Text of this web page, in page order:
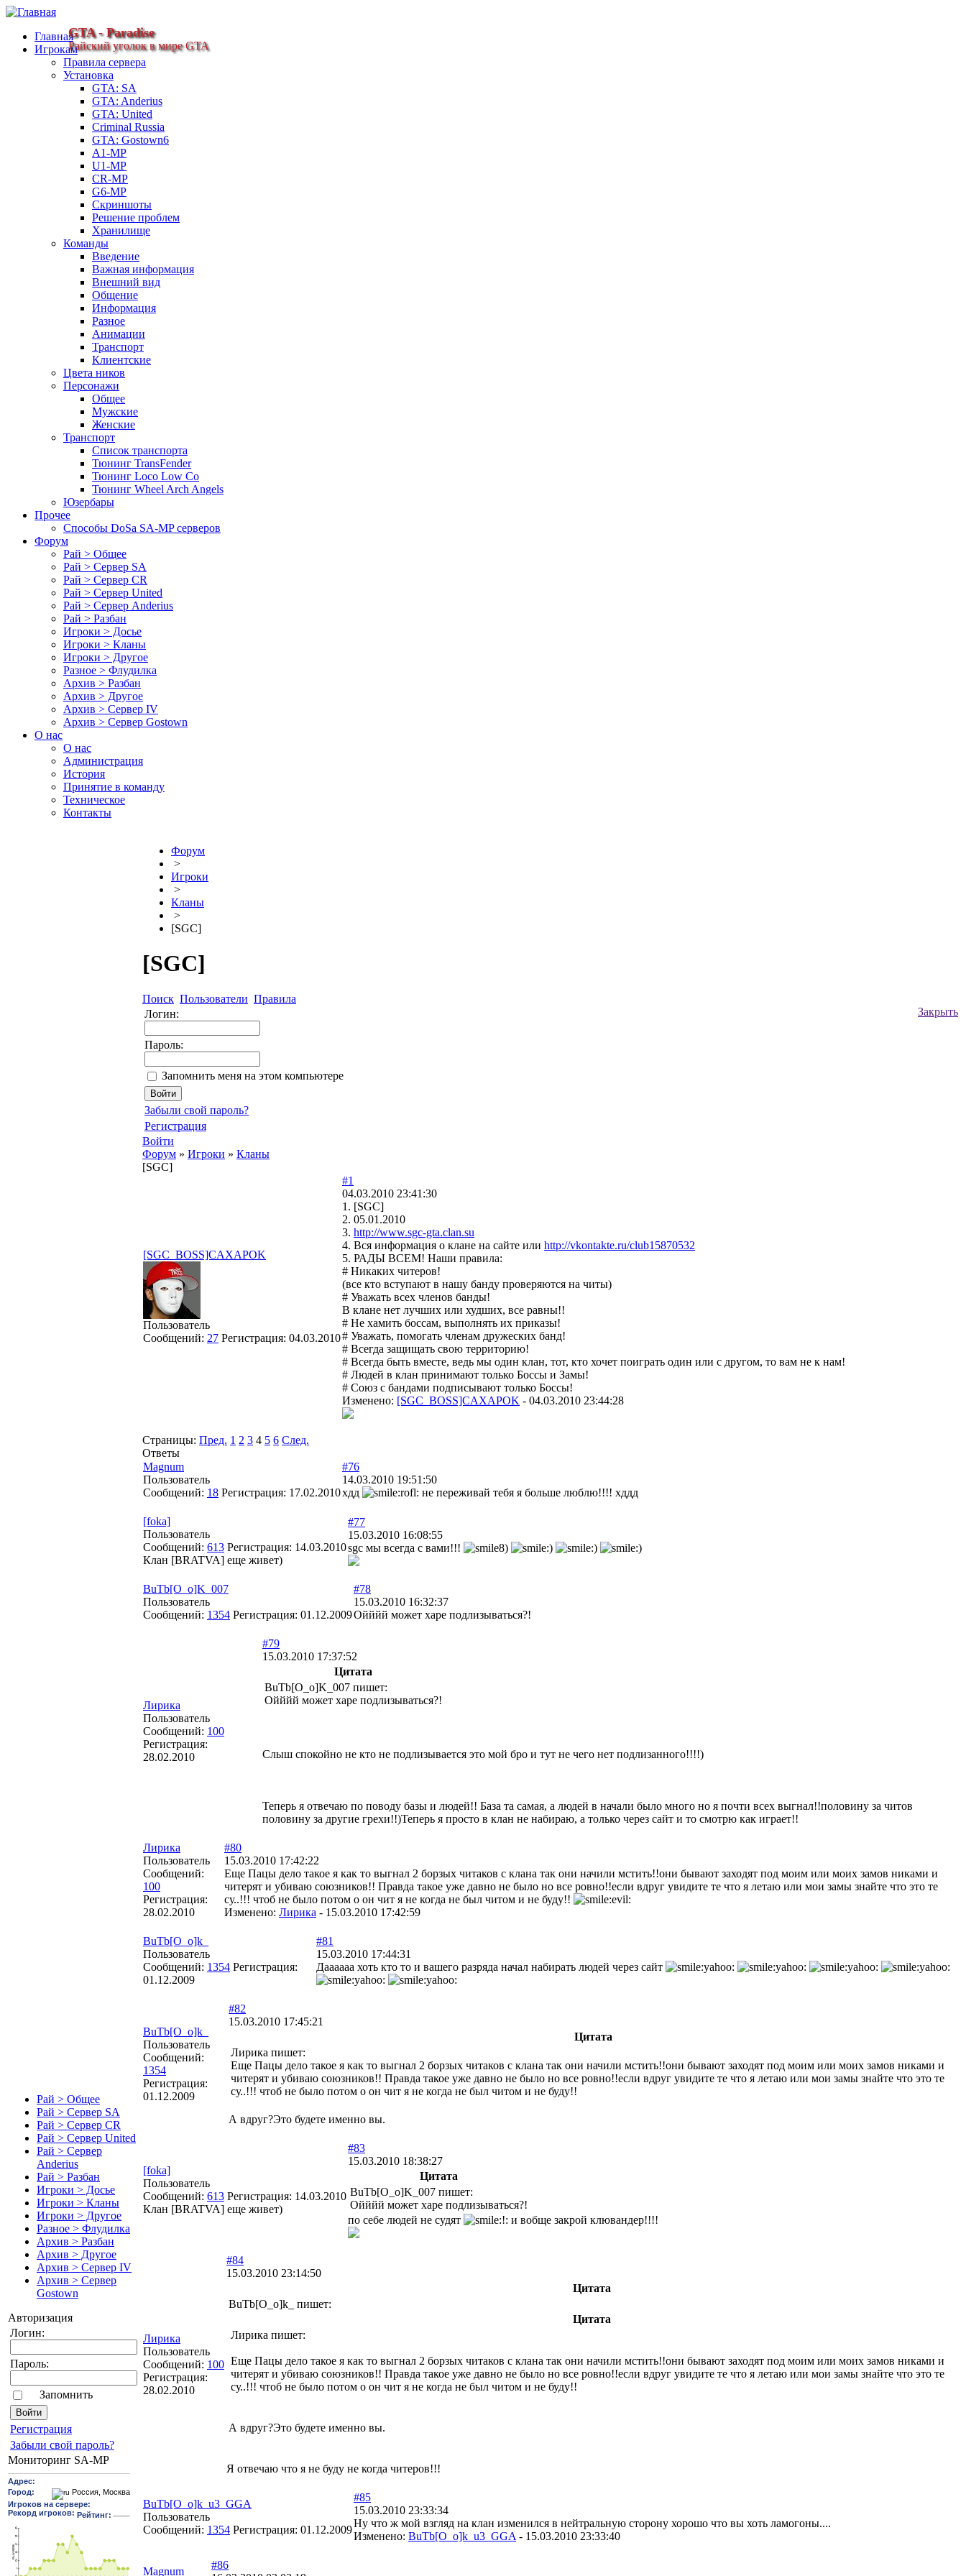
GTA - Paradise
Райский уголок в мире GTA
Главная
Игрокам
Правила сервера
Установка
GTA: SA
GTA: Anderius
GTA: United
Criminal Russia
GTA: Gostown6
A1-MP
U1-MP
CR-MP
G6-MP
Скриншоты
Решение проблем
Хранилище
Команды
Введение
Важная информация
Внешний вид
Общение
Информация
Разное
Анимации
Транспорт
Клиентские
Цвета ников
Персонажи
Общее
Мужские
Женские
Транспорт
Список транспорта
Тюнинг TransFender
Тюнинг Loco Low Co
Тюнинг Wheel Arch Angels
Юзербары
Прочее
Cпособы DoSа SA-MP серверов
Форум
Рай > Общее
Рай > Сервер SA
Рай > Сервер CR
Рай > Сервер United
Рай > Сервер Anderius
Рай > Разбан
Игроки > Досье
Игроки > Кланы
Игроки > Другое
Разное > Флудилка
Архив > Разбан
Архив > Другое
Архив > Сервер IV
Архив > Сервер Gostown
О нас
О нас
Администрация
История
Принятие в команду
Техническое
Контакты
Рай > Общее
Рай > Сервер SA
Рай > Сервер CR
Рай > Сервер United
Рай > Сервер
Anderius
Рай > Разбан
Игроки > Досье
Игроки > Кланы
Игроки > Другое
Разное > Флудилка
Архив > Разбан
Архив > Другое
Архив > Сервер IV
Архив > Сервер
Gostown
Авторизация
Логин:
Пароль:
Запомнить
Pегиcтрaция
Забыли свой пароль?
Мониторинг SA-MP
Форум
>
Игроки
>
Кланы
>
[SGC]
[SGC]
Поиск Пользователи Правила
Закрыть
Логин:
Пароль:
Запомнить меня на этом компьютере
Забыли свой пароль?
Регистрация
Войти
Форум » Игроки » Кланы
[SGC]
[SGC_BOSS]CAXAPOK
Пользователь
Сообщений: 27 Регистрация: 04.03.2010
#1
04.03.2010 23:41:30
1. [SGC]
2. 05.01.2010
3. http://www.sgc-gta.clan.su
4. Вся информация о клане на сайте или http://vkontakte.ru/club15870532
5. РАДЫ ВСЕМ! Наши правила:
# Никаких читеров!
(все кто вступают в нашу банду проверяются на читы)
# Уважать всех членов банды!
В клане нет лучших или худших, все равны!!
# Не хамить боссам, выполнять их приказы!
# Уважать, помогать членам дружеских банд!
# Всегда защищать свою территорию!
# Всегда быть вместе, ведь мы один клан, тот, кто хочет поиграть один или с другом, то вам не к нам!
# Людей в клан принимают только Боссы и Замы!
# Союз с бандами подписывают только Боссы!
Изменено: [SGC_BOSS]CAXAPOK - 04.03.2010 23:44:28
Страницы: Пред. 1 2 3 4 5 6 След.
Ответы
Magnum
Пользователь
Сообщений: 18 Регистрация: 17.02.2010
#76
14.03.2010 19:51:50
хдд
не переживай тебя я больше люблю!!!! хддд
[foka]
Пользователь
Сообщений: 613 Регистрация: 14.03.2010
Клан [BRATVA] еще живет)
#77
15.03.2010 16:08:55
sgc мы всегда с вами!!!
BuTb[O_o]K_007
Пользователь
Сообщений: 1354 Регистрация: 01.12.2009
#78
15.03.2010 16:32:37
Ойййй может харе подлизываться?!
Лирика
Пользователь
Сообщений: 100
Регистрация:
28.02.2010
#79
15.03.2010 17:37:52
Цитата
BuTb[O_o]K_007 пишет:
Ойййй может харе подлизываться?!
Слыш спокойно не кто не подлизывается это мой бро и тут не чего нет подлизанного!!!!)
Теперь я отвечаю по поводу базы и людей!! База та самая, а людей в начали было много но я почти всех выгнал!!половину за читов
половину за другие грехи!!)Теперь я просто в клан не набираю, а только через сайт и то смотрю как играет!!
Лирика
Пользователь
Сообщений:
100
Регистрация:
28.02.2010
#80
15.03.2010 17:42:22
Еще Пацы дело такое я как то выгнал 2 борзых читаков с клана так они начили мстить!!они бывают заходят под моим или моих замов никами и
читерят и убиваю союзников!! Правда такое уже давно не было но все ровно!!если вдруг увидите те что я летаю или мои замы знайте что это те
су..!!! чтоб не было потом о он чит я не когда не был читом и не буду!!
Изменено: Лирика - 15.03.2010 17:42:59
BuTb[O_o]k_
Пользователь
Сообщений: 1354 Регистрация:
01.12.2009
#81
15.03.2010 17:44:31
Даааааа хоть кто то и вашего разряда начал набирать людей через сайт
BuTb[O_o]k_
Пользователь
Сообщений:
1354
Регистрация:
01.12.2009
#82
15.03.2010 17:45:21
Цитата
Лирика пишет:
Еще Пацы дело такое я как то выгнал 2 борзых читаков с клана так они начили мстить!!они бывают заходят под моим или моих замов никами и
читерят и убиваю союзников!! Правда такое уже давно не было но все ровно!!если вдруг увидите те что я летаю или мои замы знайте что это те
су..!!! чтоб не было потом о он чит я не когда не был читом и не буду!!
А вдруг?Это будете именно вы.
[foka]
Пользователь
Сообщений: 613 Регистрация: 14.03.2010
Клан [BRATVA] еще живет)
#83
15.03.2010 18:38:27
Цитата
BuTb[O_o]K_007 пишет:
Ойййй может харе подлизываться?!
по себе людей не судят
и вобще закрой клювандер!!!!
Лирика
Пользователь
Сообщений: 100
Регистрация:
28.02.2010
#84
15.03.2010 23:14:50
Цитата
BuTb[O_o]k_ пишет:
Цитата
Лирика пишет:
Еще Пацы дело такое я как то выгнал 2 борзых читаков с клана так они начили мстить!!они бывают заходят под моим или моих замов никами и
читерят и убиваю союзников!! Правда такое уже давно не было но все ровно!!если вдруг увидите те что я летаю или мои замы знайте что это те
су..!!! чтоб не было потом о он чит я не когда не был читом и не буду!!
А вдруг?Это будете именно вы.
Я отвечаю что я не буду не когда читеров!!!
BuTb[O_o]k_u3_GGA
Пользователь
Сообщений: 1354 Регистрация: 01.12.2009
#85
15.03.2010 23:33:34
Ну что ж мой взгляд на клан изменился в нейтральную сторону хорошо что вы хоть ламогоны....
Изменено: BuTb[O_o]k_u3_GGA - 15.03.2010 23:33:40
Magnum
#86